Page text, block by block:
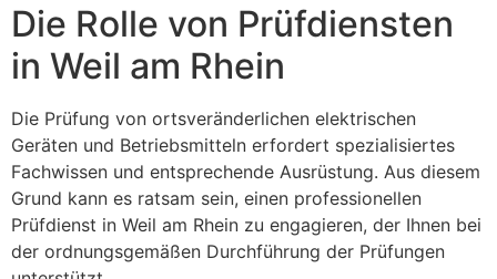
Die Rolle von Prüfdiensten
in Weil am Rhein
Die Prüfung von ortsveränderlichen elektrischen
Geräten und Betriebsmitteln erfordert spezialisiertes
Fachwissen und entsprechende Ausrüstung. Aus diesem
Grund kann es ratsam sein, einen professionellen
Prüfdienst in Weil am Rhein zu engagieren, der Ihnen bei
der ordnungsgemäßen Durchführung der Prüfungen